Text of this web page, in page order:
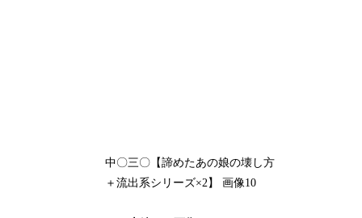
中〇三〇【諦めたあの娘の壊し方
＋流出系シリーズ×2】 画像10